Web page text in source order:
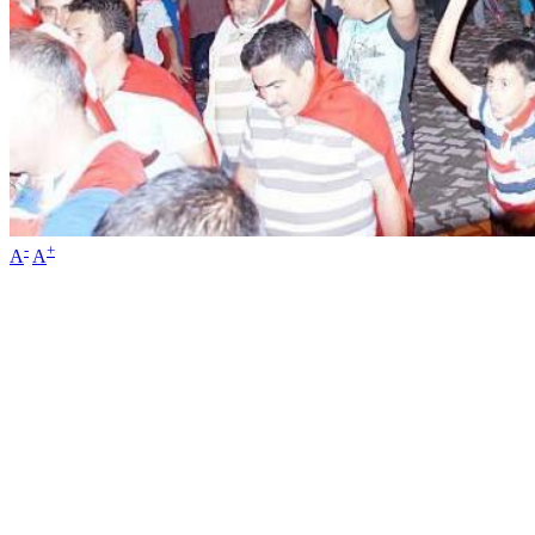
A- A+